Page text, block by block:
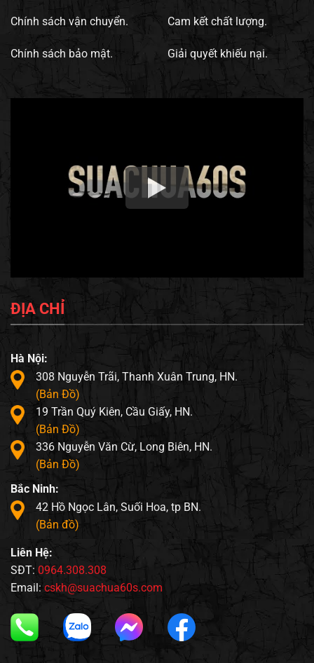
Chính sách vận chuyển.
Chính sách bảo mật.
Cam kết chất lượng.
Giải quyết khiếu nại.
ĐỊA CHỈ
Hà Nội:
308 Nguyễn Trãi, Thanh Xuân Trung, HN.
(Bản Đồ)
19 Trần Quý Kiên, Cầu Giấy, HN.
(Bản Đồ)
336 Nguyễn Văn Cừ, Long Biên, HN.
(Bản Đồ)
Bắc Ninh:
42 Hồ Ngọc Lân, Suối Hoa, tp BN.
(Bản đồ)
Liên Hệ:
SĐT: 0964.308.308
Email: cskh@suachua60s.com